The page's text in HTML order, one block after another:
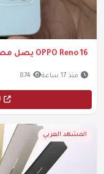
OPPO Reno 16 يصل مصر بمواصفات محسنة وأسعار تنافسية
منذ 17 ساعة 874
المشهد العربي